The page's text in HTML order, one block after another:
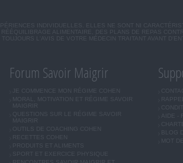
INDIVIDUELLES. ELLES NE SONT NI
RÉÉQUILIBRAGE ALIMENTAIRE, DES PLANS DE REPAS
L'AVIS DE VOTRE MÉDECIN TRAITANT AVANT
Forum Savoir Maigrir
JE COMMENCE MON RÉGIME COHEN
MORAL, MOTIVATION ET RÉGIME SAVOIR
MAIGRIR
QUESTIONS SUR LE RÉGIME SAVOIR
MAIGRIR
OUTILS DE COACHING COHEN
RECETTES COHEN
PRODUITS ET ALIMENTS
SPORT ET EXERCICE PHYSIQUE
AIDE -
BLOG
MOT